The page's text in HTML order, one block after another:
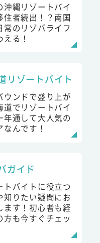
沖縄リゾートバイ
住者続出！？南国
常のリゾバライフ
る！
リゾートバイト
ウンドで盛り上が
道でリゾートバイ
年通して大人気の
なんです！
ガイド
トバイトに役立つ
知りたい疑問にお
ます！初心者も経
方も今すぐチェッ